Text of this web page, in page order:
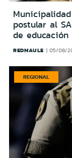
postular al
de
REDMAULE 05/08/
REGIONAL